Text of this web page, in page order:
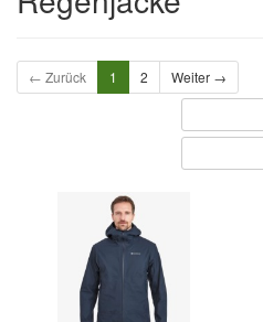
← Zurück 1 2 Weiter →